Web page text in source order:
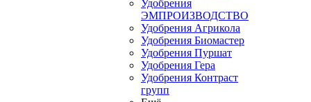
Удобрения
ЭМПРОИЗВОДСТВО
Удобрения Агрикола
Удобрения Биомастер
Удобрения Пуршат
Удобрения Гера
Удобрения Контраст
групп